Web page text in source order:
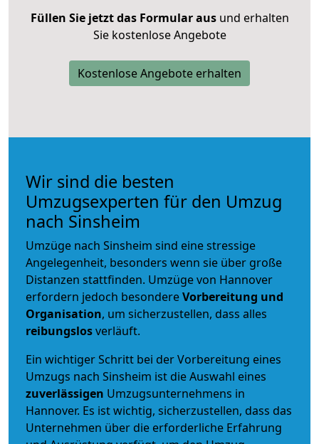
Füllen Sie jetzt das Formular ausund erhalten
Sie kostenlose Angebote
Kostenlose Angebote erhalten
Wir sind die besten
Umzugsexperten für den Umzug
nach Sinsheim
Umzüge nach Sinsheim sind eine stressige
Angelegenheit, besonders wenn sie über große
Distanzen stattfinden. Umzüge von Hannover
erfordern jedoch besondereVorbereitung und
Organisation, um sicherzustellen, dass alles
reibungslosverläuft.
Ein wichtiger Schritt bei der Vorbereitung eines
Umzugs nach Sinsheim ist die Auswahl eines
zuverlässigen Umzugsunternehmens in
Hannover. Es ist wichtig, sicherzustellen, dass das
Unternehmen über die erforderliche Erfahrung